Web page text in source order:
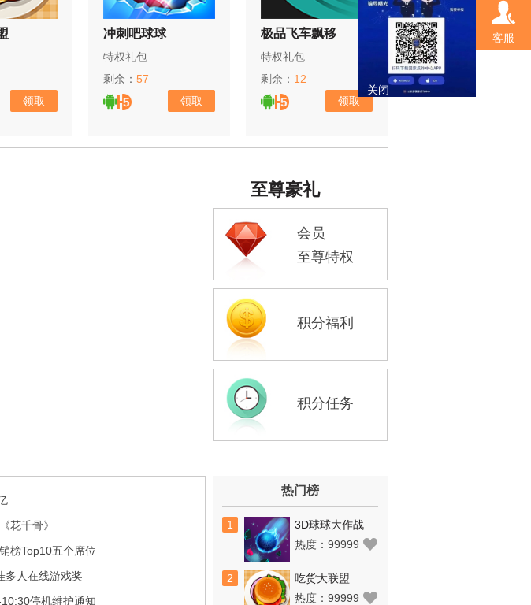
领取
冲刺吧球球
特权礼包
剩余： 57
领取
极品飞车飘移
特权礼包
剩余： 12
领取
绝地神枪手
特权礼包
剩余：
至尊豪礼
会员
至尊特权
积分福利
积分任务
花千骨》
榜Top10五个席位
多人在线游戏奖
停机维护通知
热门榜
1
3D球球大作战
热度： 99999
2
吃货大联盟
热度： 99999
客服
关闭